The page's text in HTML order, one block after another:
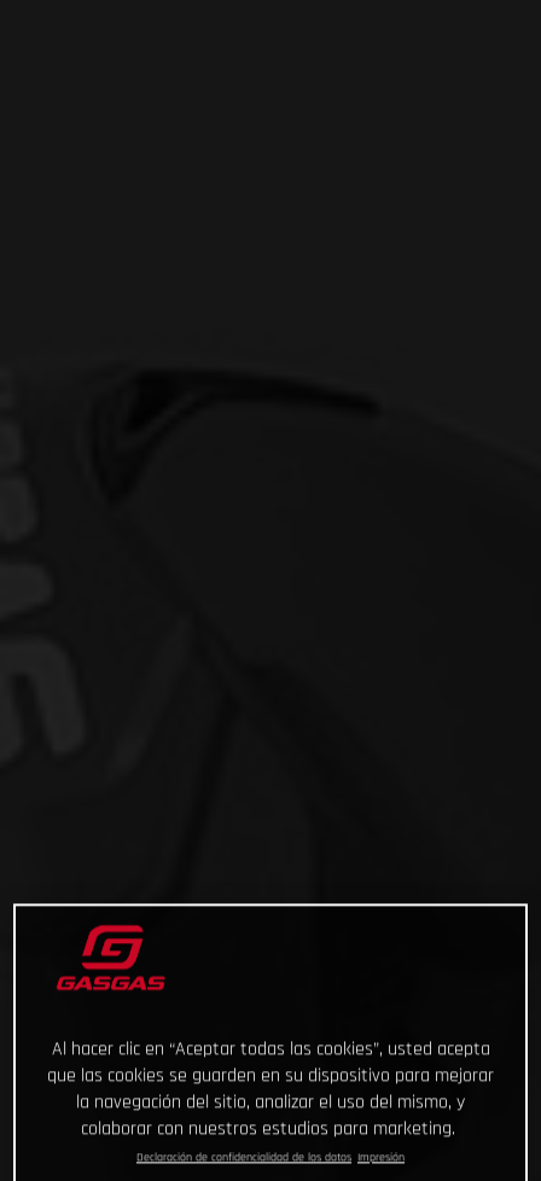
Al hacer clic en “Aceptar todas las cookies”, usted acepta
que las cookies se guarden en su dispositivo para mejorar
la navegación del sitio, analizar el uso del mismo, y
colaborar con nuestros estudios para marketing.
Declaración de confidencialidad de los datos Impresión